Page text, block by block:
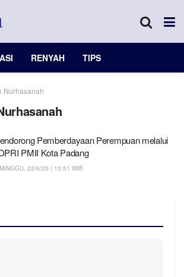
RENYAH TIPS
Nurhasanah
Pemberdayaan Perempuan melalui
PMII Kota Padang
MINGGU, 22/6/25 | 13:51 WIB